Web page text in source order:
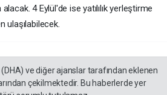
4 Eylül'de ise yatılılık yerleştirme
ulaşılabilecek.
ve diğer ajanslar tarafından eklenen
çekilmektedir. Bu haberlerde yer